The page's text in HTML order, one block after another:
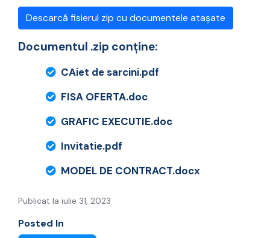
Descarcă fisierul zip cu documentele atașate
Documentul .zip conține:
CAiet de sarcini.pdf
FISA OFERTA.doc
GRAFIC EXECUTIE.doc
Invitatie.pdf
MODEL DE CONTRACT.docx
Publicat la iulie 31, 2023
Posted In